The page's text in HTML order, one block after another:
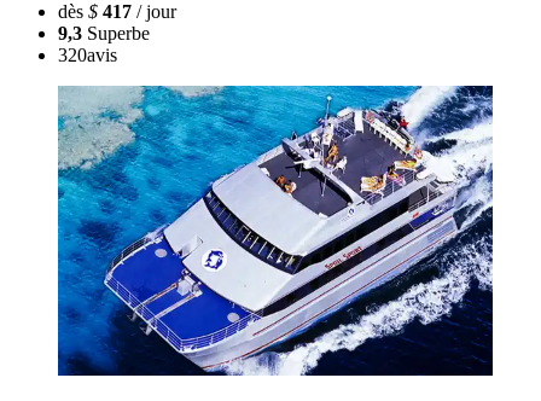
dès $ 417 / jour
9,3 Superbe
320avis